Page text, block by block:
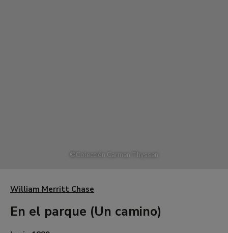
©Colección Carmen Thyssen
William Merritt Chase
En el parque (Un camino)